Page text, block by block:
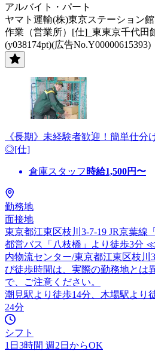
アルバイト・パート
ヤマト運輸(株)東京ステーション
作業（営業所）[仕]_東東京千代田
(y038174pt)(広告No.Y00000615393)
《長期》未経験者歓迎！簡単仕
◎[仕]
倉庫スタッフ 時給1,500円〜
勤務地
面接地
東京都江東区枝川3-7-19 JR京葉線
都営バス「八枝橋」より徒歩3分
内物流センター/東京都江東区枝川
び徒歩時間は、実際の勤務地とは
で、ご注意ください。
潮見駅より徒歩14分、木場駅より
24分
シフト
1日3時間 週2日からOK